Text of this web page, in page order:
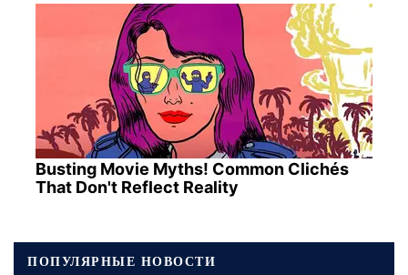
Busting Movie Myths! Common Clichés
That Don't Reflect Reality
ПОПУЛЯРНЫЕ НОВОСТИ